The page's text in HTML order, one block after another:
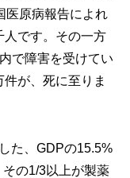
医原病報告によれ
人です。その一方
で障害を受けてい
が、死に至りま
た、GDPの15.5%
の1/3以上が製薬